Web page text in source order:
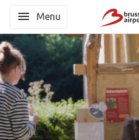
Menu
Menu